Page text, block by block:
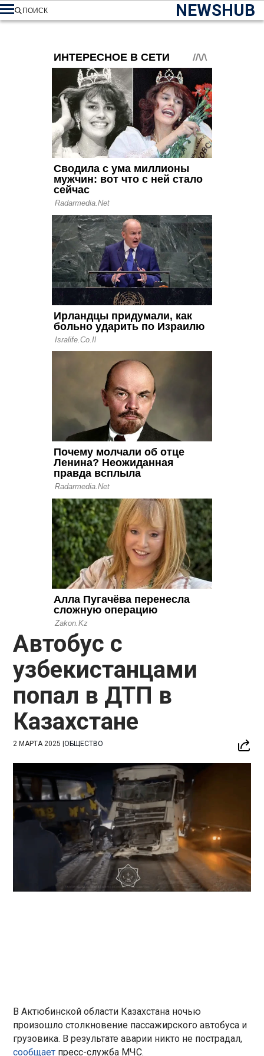
NEWSHUB
ПОИСК
Автобус с
узбекистанцами
попал в ДТП в
Казахстане
2 МАРТА 2025 |ОБЩЕСТВО
В Актюбинской области Казахстана ночью
произошло столкновение пассажирского автобуса и
грузовика. В результате аварии никто не пострадал,
сообщает пресс-служба МЧС.